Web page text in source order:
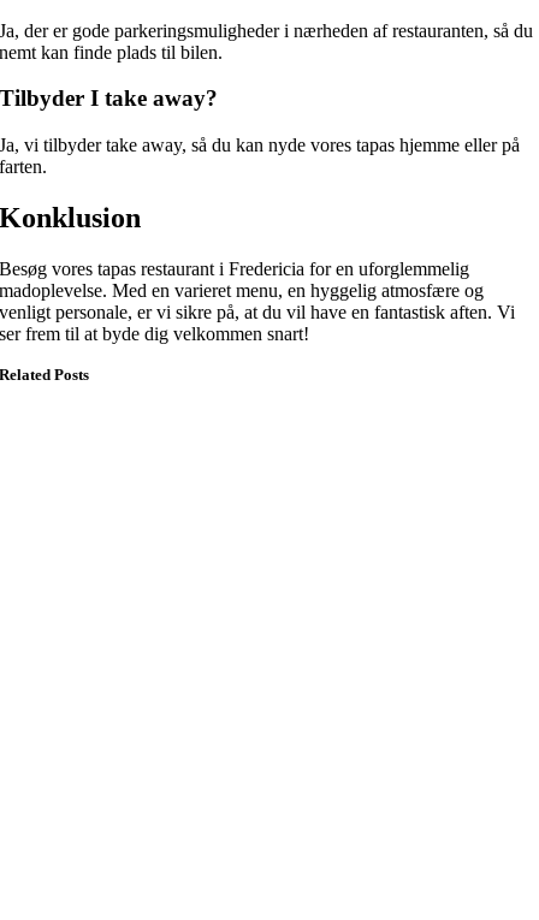
Ja, der er gode parkeringsmuligheder i nærheden af restauranten, så du
nemt kan finde plads til bilen.
Tilbyder I take away?
Ja, vi tilbyder take away, så du kan nyde vores tapas hjemme eller på
farten.
Konklusion
Besøg vores tapas restaurant i Fredericia for en uforglemmelig
madoplevelse. Med en varieret menu, en hyggelig atmosfære og
venligt personale, er vi sikre på, at du vil have en fantastisk aften. Vi
ser frem til at byde dig velkommen snart!
Related Posts